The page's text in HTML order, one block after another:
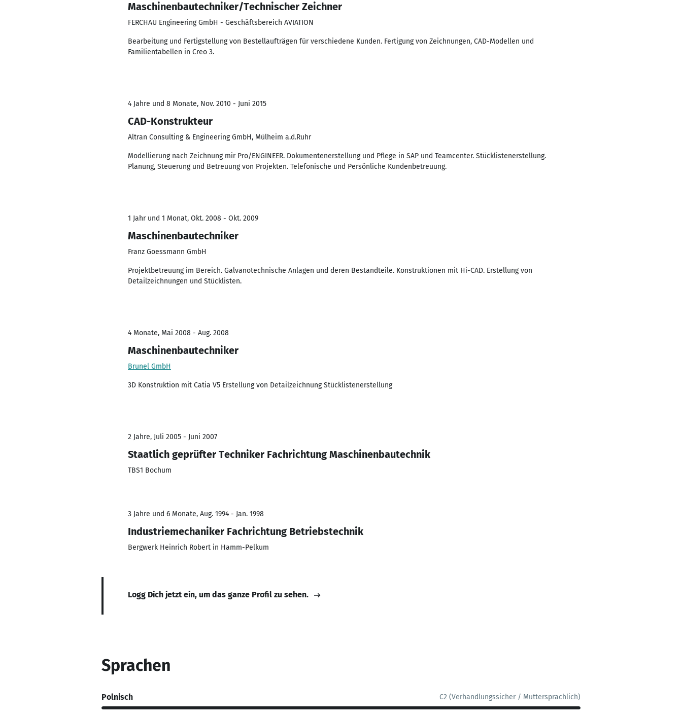
Maschinenbautechniker/Technischer Zeichner
FERCHAU Engineering GmbH - Geschäftsbereich AVIATION
Bearbeitung und Fertigstellung von Bestellaufträgen für verschiedene Kunden. Fertigung von Zeichnungen, CAD-Modellen und
Familientabellen in Creo 3.
4 Jahre und 8 Monate, Nov. 2010 - Juni 2015
CAD-Konstrukteur
Altran Consulting & Engineering GmbH, Mülheim a.d.Ruhr
Modellierung nach Zeichnung mir Pro/ENGINEER. Dokumentenerstellung und Pflege in SAP und Teamcenter. Stücklistenerstellung.
Planung, Steuerung und Betreuung von Projekten. Telefonische und Persönliche Kundenbetreuung.
1 Jahr und 1 Monat, Okt. 2008 - Okt. 2009
Maschinenbautechniker
Franz Goessmann GmbH
Projektbetreuung im Bereich. Galvanotechnische Anlagen und deren Bestandteile. Konstruktionen mit Hi-CAD. Erstellung von
Detailzeichnungen und Stücklisten.
4 Monate, Mai 2008 - Aug. 2008
Maschinenbautechniker
Brunel GmbH
3D Konstruktion mit Catia V5 Erstellung von Detailzeichnung Stücklistenerstellung
2 Jahre, Juli 2005 - Juni 2007
Staatlich geprüfter Techniker Fachrichtung Maschinenbautechnik
TBS1 Bochum
3 Jahre und 6 Monate, Aug. 1994 - Jan. 1998
Industriemechaniker Fachrichtung Betriebstechnik
Bergwerk Heinrich Robert in Hamm-Pelkum
Logg Dich jetzt ein, um das ganze Profil zu sehen.
Sprachen
Polnisch C2 (Verhandlungssicher / Muttersprachlich)